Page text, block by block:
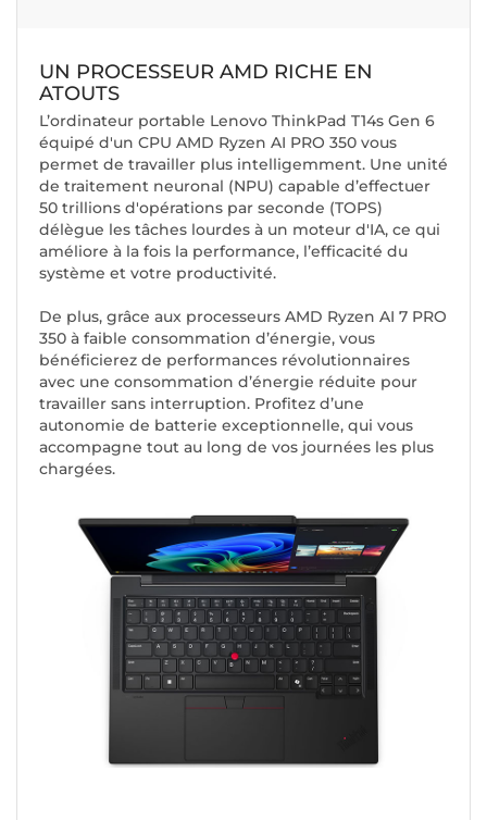
UN PROCESSEUR AMD RICHE EN
ATOUTS
L’ordinateur portable Lenovo ThinkPad T14s Gen 6
équipé d'un CPU AMD Ryzen AI PRO 350 vous
permet de travailler plus intelligemment. Une unité
de traitement neuronal (NPU) capable d’effectuer
50 trillions d'opérations par seconde (TOPS)
délègue les tâches lourdes à un moteur d'IA, ce qui
améliore à la fois la performance, l’efficacité du
système et votre productivité.
De plus, grâce aux processeurs AMD Ryzen AI 7 PRO
350 à faible consommation d’énergie, vous
bénéficierez de performances révolutionnaires
avec une consommation d’énergie réduite pour
travailler sans interruption. Profitez d’une
autonomie de batterie exceptionnelle, qui vous
accompagne tout au long de vos journées les plus
chargées.